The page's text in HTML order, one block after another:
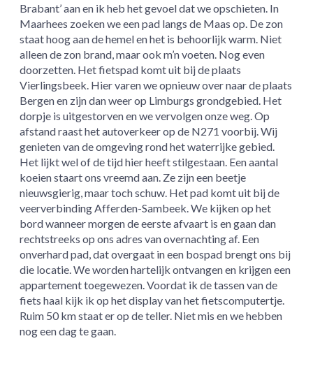
Brabant’ aan en ik heb het gevoel dat we opschieten. In
Maarhees zoeken we een pad langs de Maas op. De zon
staat hoog aan de hemel en het is behoorlijk warm. Niet
alleen de zon brand, maar ook m’n voeten. Nog even
doorzetten. Het fietspad komt uit bij de plaats
Vierlingsbeek. Hier varen we opnieuw over naar de plaats
Bergen en zijn dan weer op Limburgs grondgebied. Het
dorpje is uitgestorven en we vervolgen onze weg. Op
afstand raast het autoverkeer op de N271 voorbij. Wij
genieten van de omgeving rond het waterrijke gebied.
Het lijkt wel of de tijd hier heeft stilgestaan. Een aantal
koeien staart ons vreemd aan. Ze zijn een beetje
nieuwsgierig, maar toch schuw. Het pad komt uit bij de
veerverbinding Afferden-Sambeek. We kijken op het
bord wanneer morgen de eerste afvaart is en gaan dan
rechtstreeks op ons adres van overnachting af. Een
onverhard pad, dat overgaat in een bospad brengt ons bij
die locatie. We worden hartelijk ontvangen en krijgen een
appartement toegewezen. Voordat ik de tassen van de
fiets haal kijk ik op het display van het fietscomputertje.
Ruim 50 km staat er op de teller. Niet mis en we hebben
nog een dag te gaan.